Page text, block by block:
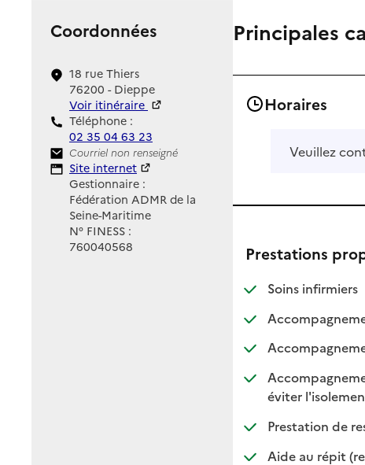
Coordonnées
18 rue Thiers
76200 - Dieppe
Voir itinéraire
Téléphone :
02 35 04 63 23
Contact
Courriel non renseigné
Site Internet
Site internet
Gestionnaire :
Fédération ADMR de la
Seine-Maritime
N° FINESS :
760040568
Principales
Horaires
Veuillez
Prestations
Soins infirmiers
:
: non
éviter
:
:
Prestation de
Aide au répit